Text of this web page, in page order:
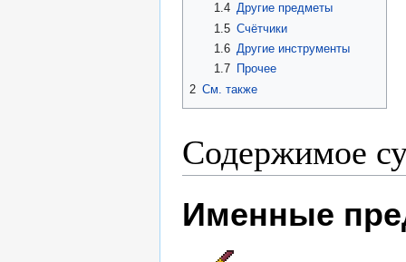
1.4 Другие предметы
1.5 Счётчики
1.6 Другие инструменты
1.7
Прочее
2 См. также
Содержимое
Именные